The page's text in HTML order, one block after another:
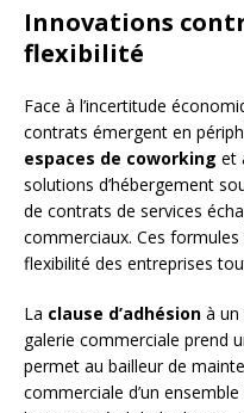
Innovations
flexibilité
Face à l’incertitude
contrats émergent en
espaces de coworking et
solutions d’hébergement
de contrats de services
commerciaux. Ces
flexibilité des entreprises
La clause d’adhésion à un
galerie commerciale prend
permet au bailleur de
commerciale d’un